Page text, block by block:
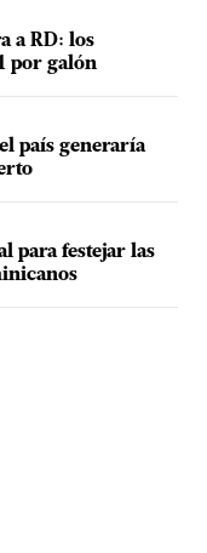
a RD: los
por galón
país generaría
para festejar las